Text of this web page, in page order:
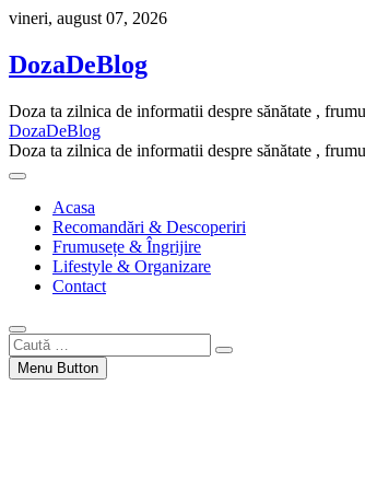
Skip
content
vineri, august 07, 2026
DozaDeBlog
Doza ta zilnica de informatii despre sănătate ,
DozaDeBlog
Doza ta zilnica de informatii despre sănătate ,
Acasa
Recomandări & Descoperiri
Frumusețe & Îngrijire
Lifestyle & Organizare
Contact
Caută
…Menu Button